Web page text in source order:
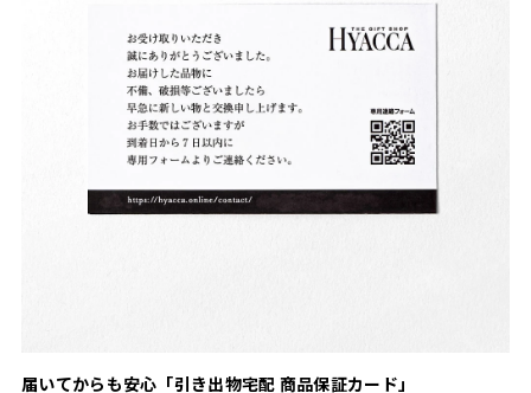
届いてからも安心「引き出物宅配 商品保証カード」